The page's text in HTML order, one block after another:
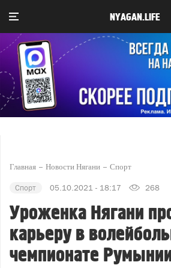
NYAGAN.LIFE
Главная Новости Нягани Спорт
Спорт 05.10.2021 - 18:17 268
Уроженка Нягани
карьеру в
чемпионате